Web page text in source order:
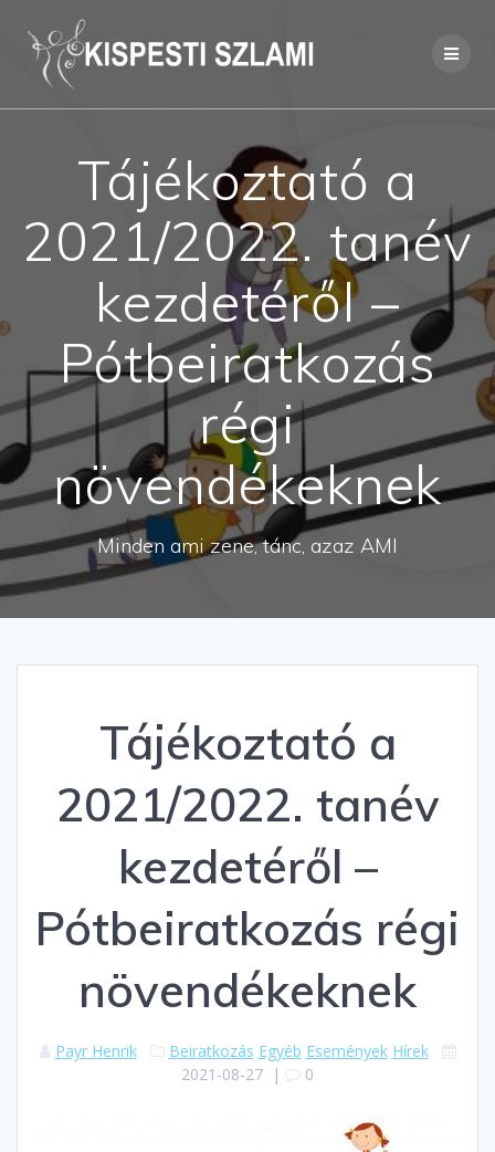
content
Tájékoztató a
2021/2022. tanév
kezdetéről –
Pótbeiratkozás
régi
növendékeknek
Minden ami zene, tánc, azaz AMI
Tájékoztató a
2021/2022. tanév
kezdetéről –
Pótbeiratkozás régi
növendékeknek
Payr Henrik Beiratkozás Egyéb Események Hírek
2021-08-27 | 0